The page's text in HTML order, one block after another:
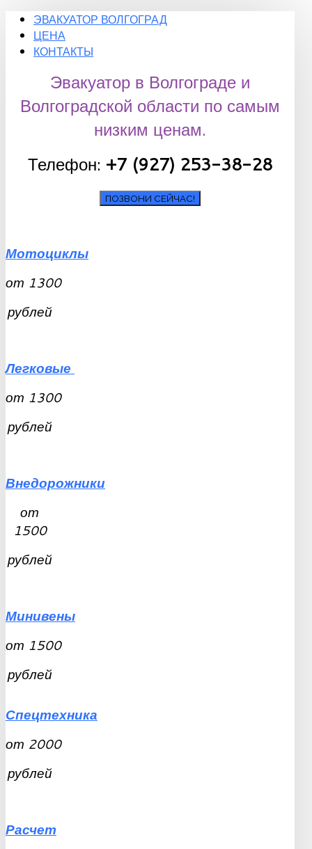
ЭВАКУАТОР ВОЛГОГРАД
ЦЕНА
КОНТАКТЫ
Эвакуатор в Волгограде и
Волгоградской области по самым
низким ценам.
Телефон: +7 (927) 253-38-28
ПОЗВОНИ СЕЙЧАС!
Мотоциклы
от 1300
рублей
Легковые
от 1300
рублей
Внедорожники
от
1500
рублей
Минивены
от 1500
рублей
Спецтехника
от 2000
рублей
Расчет